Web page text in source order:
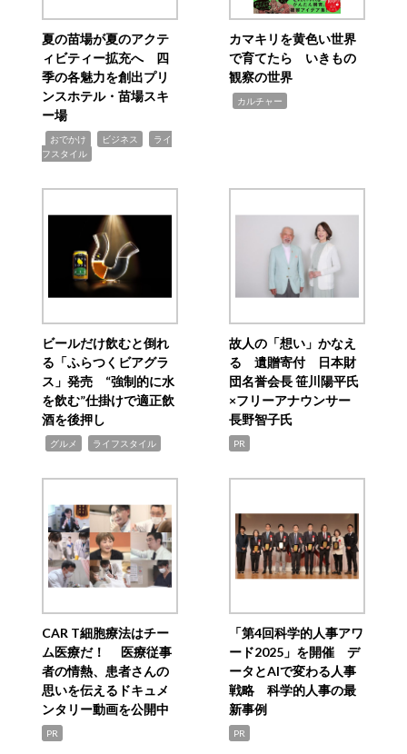
夏の苗場が夏のアクテ
ィビティー拡充へ 四
季の各魅力を創出プリ
ンスホテル・苗場スキ
ー場
おでかけ ビジネス
ライ
フスタイル
カマキリを黄色い世界
で育てたら いきもの
観察の世界
カルチャー
ビールだけ飲むと倒れ
る「ふらつくビアグラ
ス」発売 “強制的に水
を飲む”仕掛けで適正飲
酒を後押し
グルメ ライフスタイル
故人の「想い」かなえ
る 遺贈寄付 日本財
団名誉会長 笹川陽平氏
×フリーアナウンサー
長野智子氏
PR
CAR T細胞療法はチー
ム医療だ！ 医療従事
者の情熱、患者さんの
思いを伝えるドキュメ
ンタリー動画を公開中
PR
「第4回科学的人事アワ
ード2025」を開催 デ
ータとAIで変わる人事
戦略 科学的人事の最
新事例
PR